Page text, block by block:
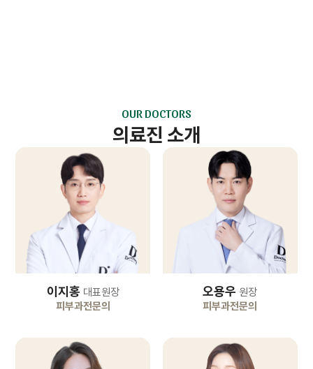
OUR DOCTORS
의료진 소개
이지홍 대표원장
피부과전문의
오용우 원장
피부과전문의